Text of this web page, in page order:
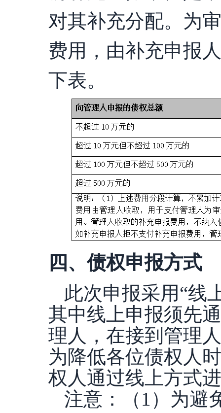
对其补充分配。为
费用，由补充申报
下表。
四、债权申报方式
此次申报采用“线
其中线上申报须先
理人，在接到管理
为降低各位债权人
权人通过线上方式
注意：（ 1）为避